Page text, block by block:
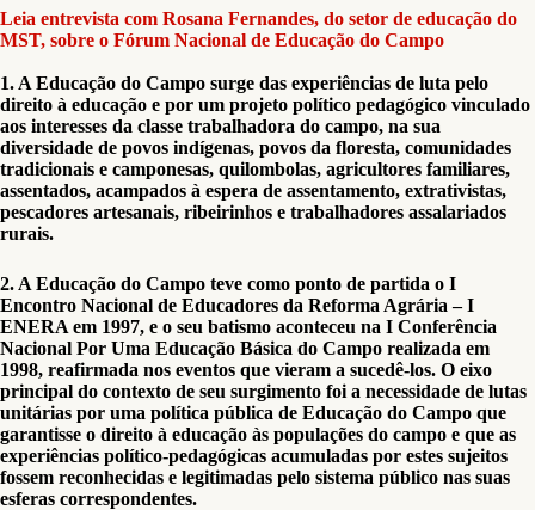
Leia entrevista com Rosana Fernandes, do setor de educação do
MST, sobre o Fórum Nacional de Educação do Campo
1. A Educação do Campo surge das experiências de luta pelo
direito à educação e por um projeto político pedagógico vinculado
aos interesses da classe trabalhadora do campo, na sua
diversidade de povos indígenas, povos da floresta, comunidades
tradicionais e camponesas, quilombolas, agricultores familiares,
assentados, acampados à espera de assentamento, extrativistas,
pescadores artesanais, ribeirinhos e trabalhadores assalariados
rurais.
2. A Educação do Campo teve como ponto de partida o I
Encontro Nacional de Educadores da Reforma Agrária – I
ENERA em 1997, e o seu batismo aconteceu na I Conferência
Nacional Por Uma Educação Básica do Campo realizada em
1998, reafirmada nos eventos que vieram a sucedê-los. O eixo
principal do contexto de seu surgimento foi a necessidade de lutas
unitárias por uma política pública de Educação do Campo que
garantisse o direito à educação às populações do campo e que as
experiências político-pedagógicas acumuladas por estes sujeitos
fossem reconhecidas e legitimadas pelo sistema público nas suas
esferas correspondentes.